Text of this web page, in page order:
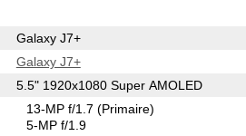
Galaxy J7+
Galaxy J7+
5.5" 1920x1080 Super AMOLED
13-MP f/1.7(Primaire)
5-MP f/1.9